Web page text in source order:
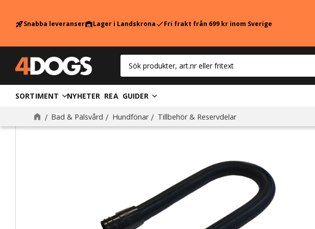
rocket_launchSnabba leveranserwarehouseLager i LandskronacheckFri frakt från 699 kr inom Sverige
SORTIMENT NYHETER REA GUIDER
Bad & Pälsvård Hundfönar Tillbehör & Reservdelar